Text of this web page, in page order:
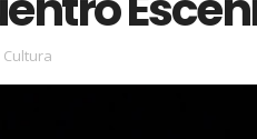
Cultura